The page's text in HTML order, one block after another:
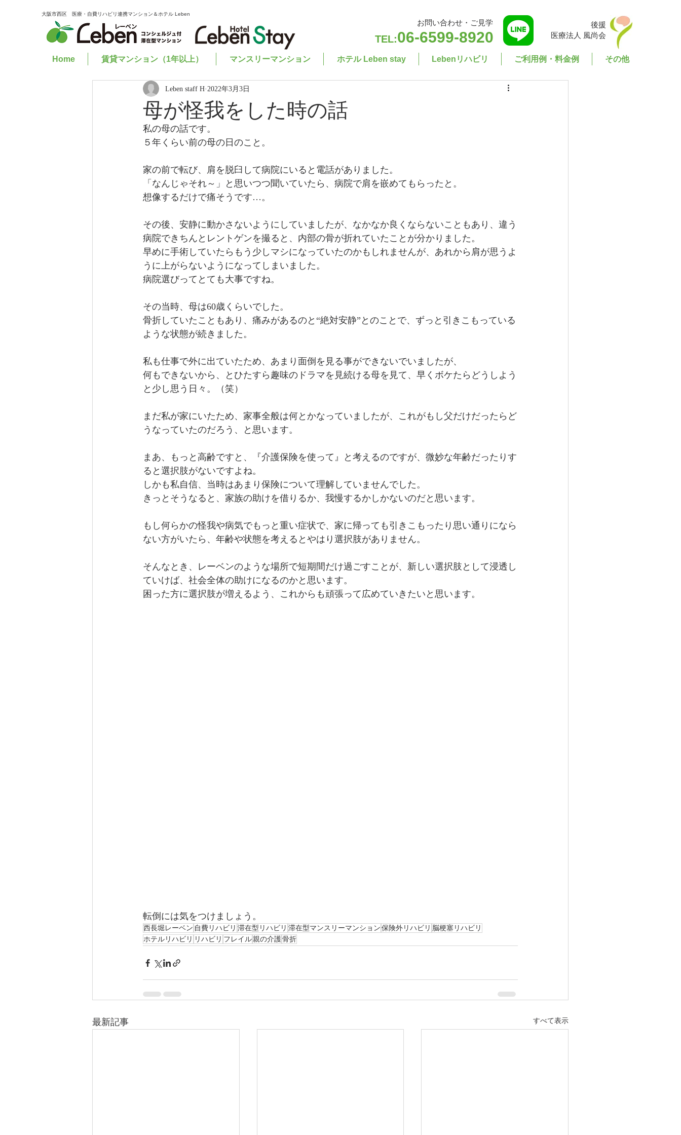
大阪市西区 医療・自費リハビリ連携マンション＆ホテル Leben
お問い合わせ・ご見学
TEL:06-6599-8920
後援
医療法人 風尚会
Home 賃貸マンション（1年以上） マンスリーマンション ホテル Leben stay Lebenリハビリ ご利用例・料金例 その他
母が怪我をした時の話
Leben staff H 2022年3月3日
私の母の話です。
５年くらい前の母の日のこと。
家の前で転び、肩を脱臼して病院にいると電話がありました。
「なんじゃそれ～」と思いつつ聞いていたら、病院で肩を嵌めてもらったと。
想像するだけで痛そうです…。
その後、安静に動かさないようにしていましたが、なかなか良くならないこともあり、違う
病院できちんとレントゲンを撮ると、内部の骨が折れていたことが分かりました。
早めに手術していたらもう少しマシになっていたのかもしれませんが、あれから肩が思うよ
うに上がらないようになってしまいました。
病院選びってとても大事ですね。
その当時、母は60歳くらいでした。
骨折していたこともあり、痛みがあるのと“絶対安静”とのことで、ずっと引きこもっている
ような状態が続きました。
私も仕事で外に出ていたため、あまり面倒を見る事ができないでいましたが、
何もできないから、とひたすら趣味のドラマを見続ける母を見て、早くボケたらどうしよう
と少し思う日々。（笑）
まだ私が家にいたため、家事全般は何とかなっていましたが、これがもし父だけだったらど
うなっていたのだろう、と思います。
まあ、もっと高齢ですと、『介護保険を使って』と考えるのですが、微妙な年齢だったりす
ると選択肢がないですよね。
しかも私自信、当時はあまり保険について理解していませんでした。
きっとそうなると、家族の助けを借りるか、我慢するかしかないのだと思います。
もし何らかの怪我や病気でもっと重い症状で、家に帰っても引きこもったり思い通りになら
ない方がいたら、年齢や状態を考えるとやはり選択肢がありません。
そんなとき、レーベンのような場所で短期間だけ過ごすことが、新しい選択肢として浸透し
ていけば、社会全体の助けになるのかと思います。
困った方に選択肢が増えるよう、これからも頑張って広めていきたいと思います。
転倒には気をつけましょう。
西長堀レーベン 自費リハビリ 滞在型リハビリ 滞在型マンスリーマンション 保険外リハビリ 脳梗塞リハビリ
ホテルリハビリ リハビリ フレイル親の介護 骨折
最新記事 すべて表示